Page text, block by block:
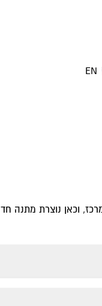
EN
וכאן נוצרת מתנה